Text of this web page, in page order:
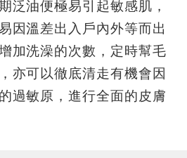
泛油便極易引起敏感肌，
因溫差出入戶內外等而出
加洗澡的次數，定時幫毛
亦可以徹底清走有機會因
過敏原，進行全面的皮膚